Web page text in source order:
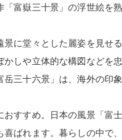
富嶽三十景」の浮世絵を
に堂々とした麗姿を見せ
しや立体的な構図などを
三十六景」は、海外の印
すすめ。日本の風景「富
ばれます。暮らしの中で